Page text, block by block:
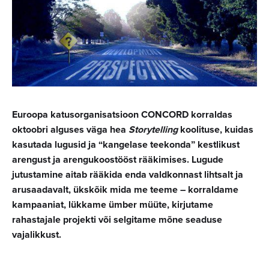
Euroopa katusorganisatsioon CONCORD korraldas
oktoobri alguses väga hea Storytellingkoolituse, kuidas
kasutada lugusid ja “kangelase teekonda” kestlikust
arengust ja arengukoostööst rääkimises. Lugude
jutustamine aitab rääkida enda valdkonnast lihtsalt ja
arusaadavalt, ükskõik mida me teeme – korraldame
kampaaniat, lükkame ümber müüte, kirjutame
rahastajale projekti või selgitame mõne seaduse
vajalikkust.